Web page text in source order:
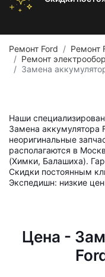
Ремонт Ford
Ремонт
Ремонт
Замена
Наши
Замена аккумулятора
неоригинальные
располагаются в
(Химки, Балашиха).
Скидки постоянным
Экспедишн: низкие
Цена -